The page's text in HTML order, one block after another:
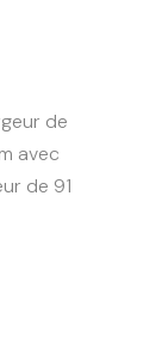
de
avec
de 91